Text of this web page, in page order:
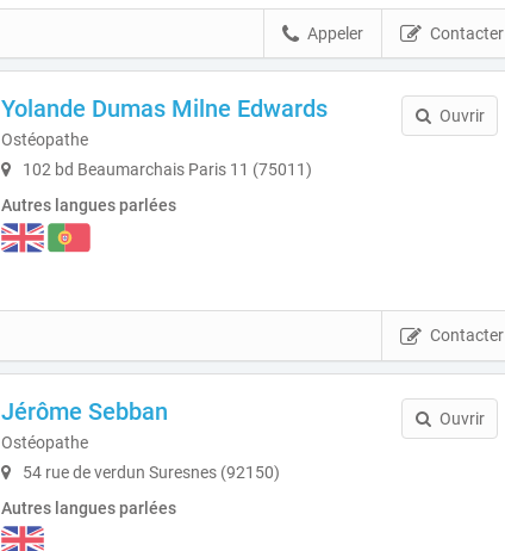
Contacter
Appeler
Yolande Dumas Milne Edwards
Ostéopathe
102 bd Beaumarchais Paris 11 (75011)
Autres langues parlées
Ouvrir
Contacter
Jérôme Sebban
Ostéopathe
54 rue de verdun Suresnes (92150)
Autres langues parlées
Ouvrir